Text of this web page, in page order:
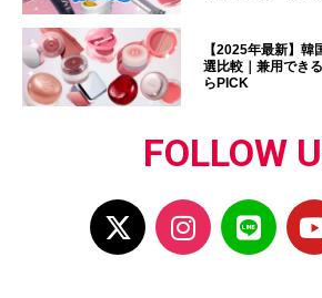
【2025年最新】
選比較｜兼用でき
らPICK
FOLLOW